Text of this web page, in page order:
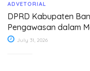
ADVETORIAL
DPRD Kabupaten
Pengawasan dalam
July 31, 2026